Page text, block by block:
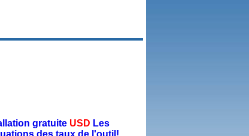
gratuite USD Les
des taux de l'outil!